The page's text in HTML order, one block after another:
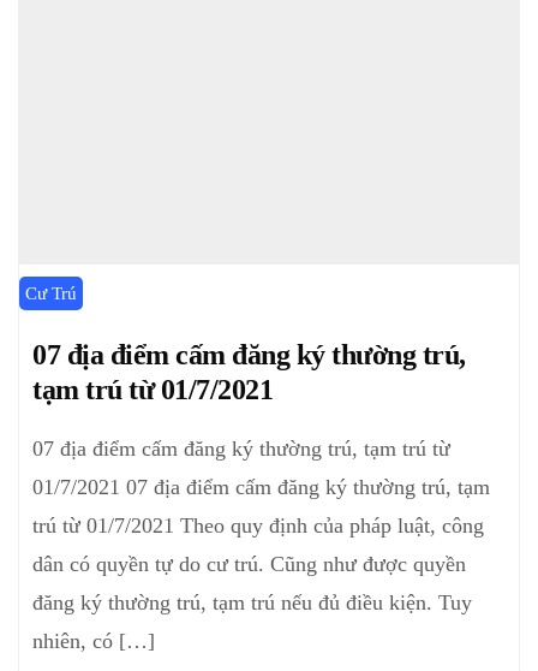
Cư Trú
07 địa điểm cấm đăng ký thường trú,
tạm trú từ 01/7/2021
07 địa điểm cấm đăng ký thường trú, tạm trú từ
01/7/2021 07 địa điểm cấm đăng ký thường trú, tạm
trú từ 01/7/2021 Theo quy định của pháp luật, công
dân có quyền tự do cư trú. Cũng như được quyền
đăng ký thường trú, tạm trú nếu đủ điều kiện. Tuy
nhiên, có […]